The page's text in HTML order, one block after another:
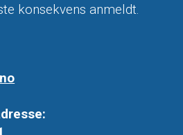
konsekvens anmeldt.